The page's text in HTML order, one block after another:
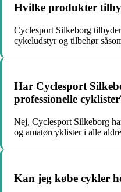
Hvilke produkter
Cyclesport Silkeborg
cykeludstyr og tilbehør
Har Cyclesport
professionelle
Nej, Cyclesport Silkeborg
og amatørcyklister i alle
Kan jeg købe cykler